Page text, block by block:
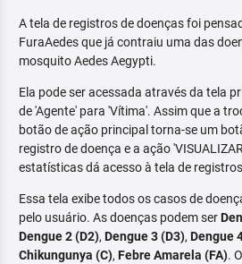
A tela de registros de doenças foi
FuraAedes que já contraiu uma das
mosquito Aedes Aegypti.
Ela pode ser acessada através da tela
de 'Agente' para 'Vítima'. Assim que a
botão de ação principal torna-se um
registro de doença e a ação
estatísticas dá acesso à tela de
Essa tela exibe todos os casos de
pelo usuário. As doenças podem ser
Dengue 2 (D2), Dengue 3 (D3), Dengue
Chikungunya (C), Febre Amarela (FA).